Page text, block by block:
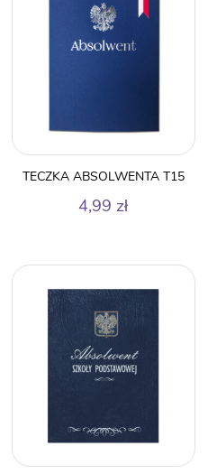
TECZKA ABSOLWENTA T15
4,99 zł